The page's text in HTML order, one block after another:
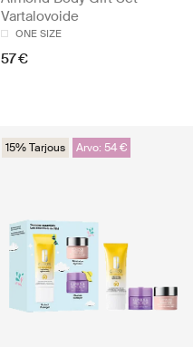
Vartalovoide
ONE SIZE
57 €
15% Tarjous Arvo: 54 €